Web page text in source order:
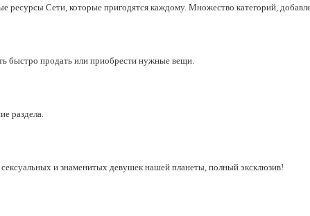
ресурсы Cети, которые пригодятся каждому. Множество категорий,
быстро продать или приобрести нужные вещи.
раздела.
и знаменитых девушек нашей планеты, полный эксклюзив!